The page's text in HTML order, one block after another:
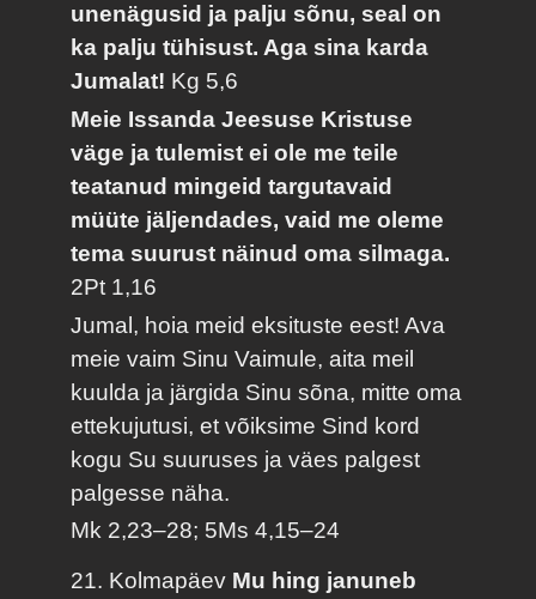
unenägusid ja palju sõnu, seal on
ka palju tühisust. Aga sina karda
Jumalat! Kg 5,6
Meie Issanda Jeesuse Kristuse
väge ja tulemist ei ole me teile
teatanud mingeid targutavaid
müüte jäljendades, vaid me oleme
tema suurust näinud oma silmaga.
2Pt 1,16
Jumal, hoia meid eksituste eest! Ava
meie vaim Sinu Vaimule, aita meil
kuulda ja järgida Sinu sõna, mitte oma
ettekujutusi, et võiksime Sind kord
kogu Su suuruses ja väes palgest
palgesse näha.
Mk 2,23–28; 5Ms 4,15–24
21. Kolmapäev Mu hing januneb